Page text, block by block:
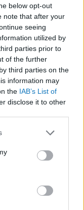
below opt-out
note that after your
seeing
utilized by
parties prior to
of the further
third parties on the
information may
the IAB’s List of
disclose it to other
or more Google
You may click to
party tags to
in below Google
azonosított
az élettel
pedig
egészséges
pirospozsgás.
a pozitív
és élénk
könnyen
le is tud
kedves,
ókorban azt
valakinél